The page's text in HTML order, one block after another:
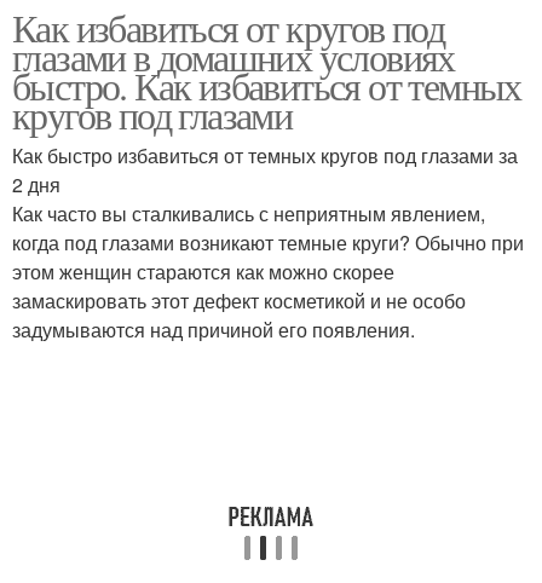
Как избавиться от кругов под
глазами в домашних условиях
быстро. Как избавиться от темных
кругов под глазами
Как быстро избавиться от темных кругов под глазами за
2 дня
Как часто вы сталкивались с неприятным явлением,
когда под глазами возникают темные круги? Обычно при
этом женщин стараются как можно скорее
замаскировать этот дефект косметикой и не особо
задумываются над причиной его появления.